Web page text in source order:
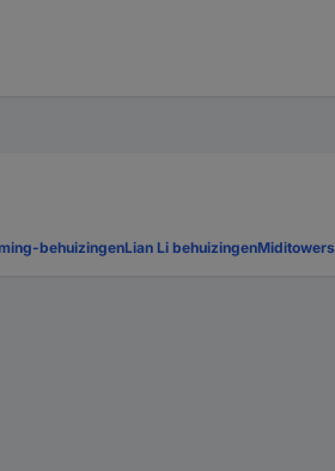
behuizingenLian Li behuizingenMiditowers